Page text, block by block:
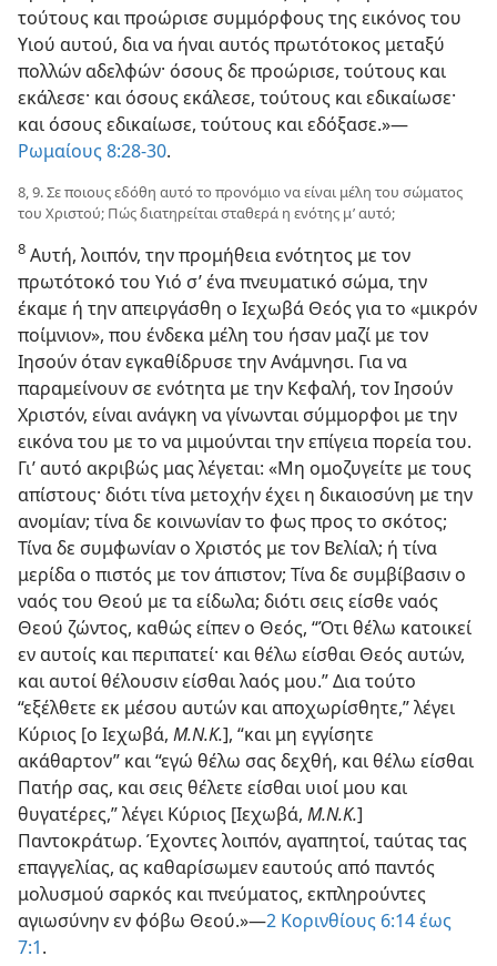
τούτους και προώρισε συμμόρφους της εικόνος του
Υιού αυτού, δια να ήναι αυτός πρωτότοκος μεταξύ
πολλών αδελφών· όσους δε προώρισε, τούτους και
εκάλεσε· και όσους εκάλεσε, τούτους και εδικαίωσε·
και όσους εδικαίωσε, τούτους και εδόξασε.»—
Ρωμαίους 8:28-30.
8, 9. Σε ποιους εδόθη αυτό το προνόμιο να είναι μέλη του σώματος
του Χριστού; Πώς διατηρείται σταθερά η ενότης μ’ αυτό;
8 Αυτή, λοιπόν, την προμήθεια ενότητος με τον
πρωτότοκό του Υιό σ’ ένα πνευματικό σώμα, την
έκαμε ή την απειργάσθη ο Ιεχωβά Θεός για το «μικρόν
ποίμνιον», που ένδεκα μέλη του ήσαν μαζί με τον
Ιησούν όταν εγκαθίδρυσε την Ανάμνησι. Για να
παραμείνουν σε ενότητα με την Κεφαλή, τον Ιησούν
Χριστόν, είναι ανάγκη να γίνωνται σύμμορφοι με την
εικόνα του με το να μιμούνται την επίγεια πορεία του.
Γι’ αυτό ακριβώς μας λέγεται: «Μη ομοζυγείτε με τους
απίστους· διότι τίνα μετοχήν έχει η δικαιοσύνη με την
ανομίαν; τίνα δε κοινωνίαν το φως προς το σκότος;
Τίνα δε συμφωνίαν ο Χριστός με τον Βελίαλ; ή τίνα
μερίδα ο πιστός με τον άπιστον; Τίνα δε συμβίβασιν ο
ναός του Θεού με τα είδωλα; διότι σεις είσθε ναός
Θεού ζώντος, καθώς είπεν ο Θεός, “Ότι θέλω κατοικεί
εν αυτοίς και περιπατεί· και θέλω είσθαι Θεός αυτών,
και αυτοί θέλουσιν είσθαι λαός μου.” Δια τούτο
“εξέλθετε εκ μέσου αυτών και αποχωρίσθητε,” λέγει
Κύριος [ο Ιεχωβά, Μ.Ν.Κ.], “και μη εγγίσητε
ακάθαρτον” και “εγώ θέλω σας δεχθή, και θέλω είσθαι
Πατήρ σας, και σεις θέλετε είσθαι υιοί μου και
θυγατέρες,” λέγει Κύριος [Ιεχωβά, Μ.Ν.Κ.]
Παντοκράτωρ. Έχοντες λοιπόν, αγαπητοί, ταύτας τας
επαγγελίας, ας καθαρίσωμεν εαυτούς από παντός
μολυσμού σαρκός και πνεύματος, εκπληρούντες
αγιωσύνην εν φόβω Θεού.»—2 Κορινθίους 6:14 έως
7:1.